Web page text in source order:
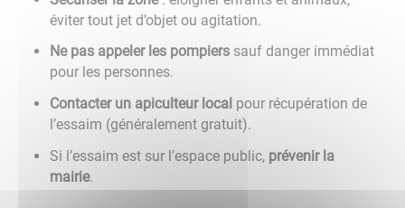
éviter tout jet d’objet ou agitation.
Ne pas appeler les pompiers sauf danger immédiat
pour les personnes.
Contacter un apiculteur local pour récupération de
l’essaim (généralement gratuit).
Si l’essaim est sur l’espace public, prévenir la
mairie.